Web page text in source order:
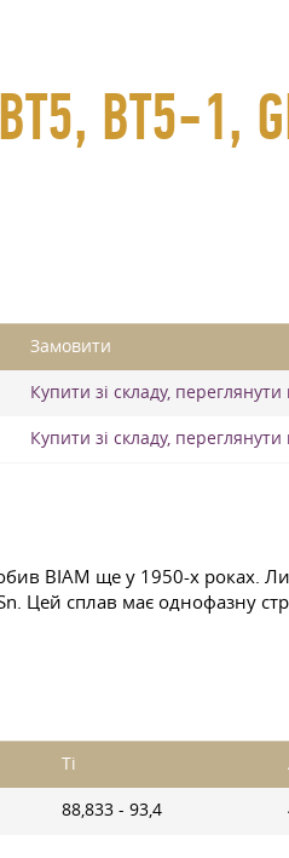
ВТ5-1,
Замовити
Купити зі складу, переглянути
Купити зі складу, переглянути
ВІАМ ще у 1950-х роках.
Цей сплав має однофазну
Ti
88,833 - 93,4